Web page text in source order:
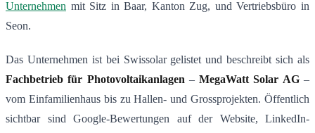
Unternehmen mit Sitz in Baar, Kanton Zug, und Vertriebsbüro in
Seon.
Das Unternehmen ist bei Swissolar gelistet und beschreibt sich als
Fachbetrieb für Photovoltaikanlagen –MegaWatt Solar AG–
vom Einfamilienhaus bis zu Hallen- und Grossprojekten. Öffentlich
sichtbar sind Google-Bewertungen auf der Website, LinkedIn-